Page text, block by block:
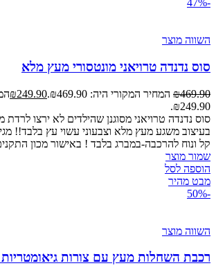
-47%
השווה מוצר
סוס נדנדה טרויאני מונטסורי מעץ מלא
₪469.90 המחיר המקורי היה: ₪469.90. ₪249.90
₪249.90.
סוס נדנדה טרויאני מסוגנן שהילדים לא ירצו לרדת
בעיצוב משגע מעץ מלא וצבעוני עשוי עץ בלבד!!
קל ונוח להרכבה-במברג בלבד ! באישור מכון
שמור מוצר
הוספה לסל
מבט מהיר
-50%
השווה מוצר
רכבת השחלות מעץ עם צורות